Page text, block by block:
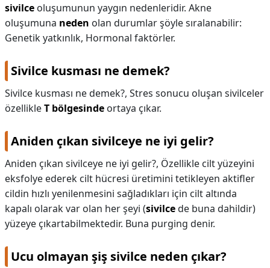
sivilce oluşumunun yaygın nedenleridir. Akne
oluşumuna neden olan durumlar şöyle sıralanabilir:
Genetik yatkınlık, Hormonal faktörler.
Sivilce kusması ne demek?
Sivilce kusması ne demek?, Stres sonucu oluşan sivilceler
özellikleT bölgesinde ortaya çıkar.
Aniden çıkan sivilceye ne iyi gelir?
Aniden çıkan sivilceye ne iyi gelir?, Özellikle cilt yüzeyini
eksfolye ederek cilt hücresi üretimini tetikleyen aktifler
cildin hızlı yenilenmesini sağladıkları için cilt altında
kapalı olarak var olan her şeyi (sivilcede buna dahildir)
yüzeye çıkartabilmektedir. Buna purging denir.
Ucu olmayan şiş sivilce neden çıkar?